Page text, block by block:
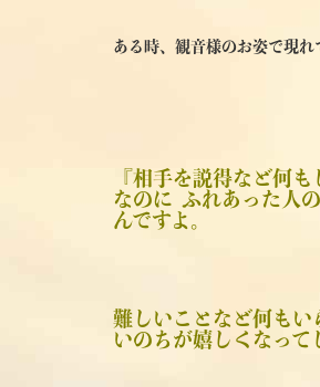
ある時、観音様のお姿で現れ
『相手を説得など何
なのに ふれあった人
んですよ。
難しいことなど何もい
いのちが嬉しくなって